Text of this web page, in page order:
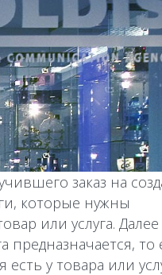
заказ на
которые нужны
или услуга. Далее
предназначается, то
есть у товара или